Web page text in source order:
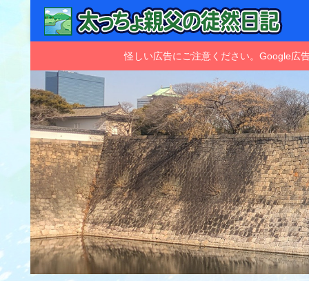
怪しい広告にご注意ください。Google広